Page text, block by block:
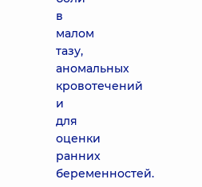
в
малом
тазу,
аномальных
кровотечений
и
для
оценки
ранних
беременностей.